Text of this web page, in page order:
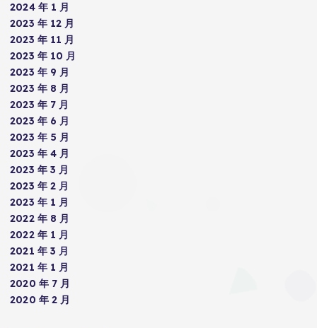
2024 年 1 月
2023 年 12 月
2023 年 11 月
2023 年 10 月
2023 年 9 月
2023 年 8 月
2023 年 7 月
2023 年 6 月
2023 年 5 月
2023 年 4 月
2023 年 3 月
2023 年 2 月
2023 年 1 月
2022 年 8 月
2022 年 1 月
2021 年 3 月
2021 年 1 月
2020 年 7 月
2020 年 2 月